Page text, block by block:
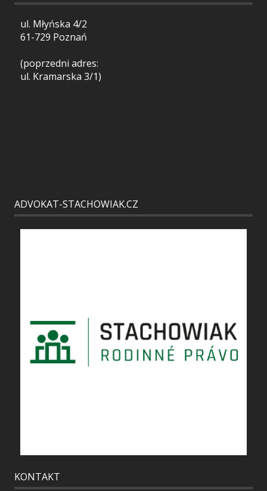
ul. Młyńska 4/2
61-729 Poznań
(poprzedni adres:
ul. Kramarska 3/1)
ADVOKAT-STACHOWIAK.CZ
KONTAKT